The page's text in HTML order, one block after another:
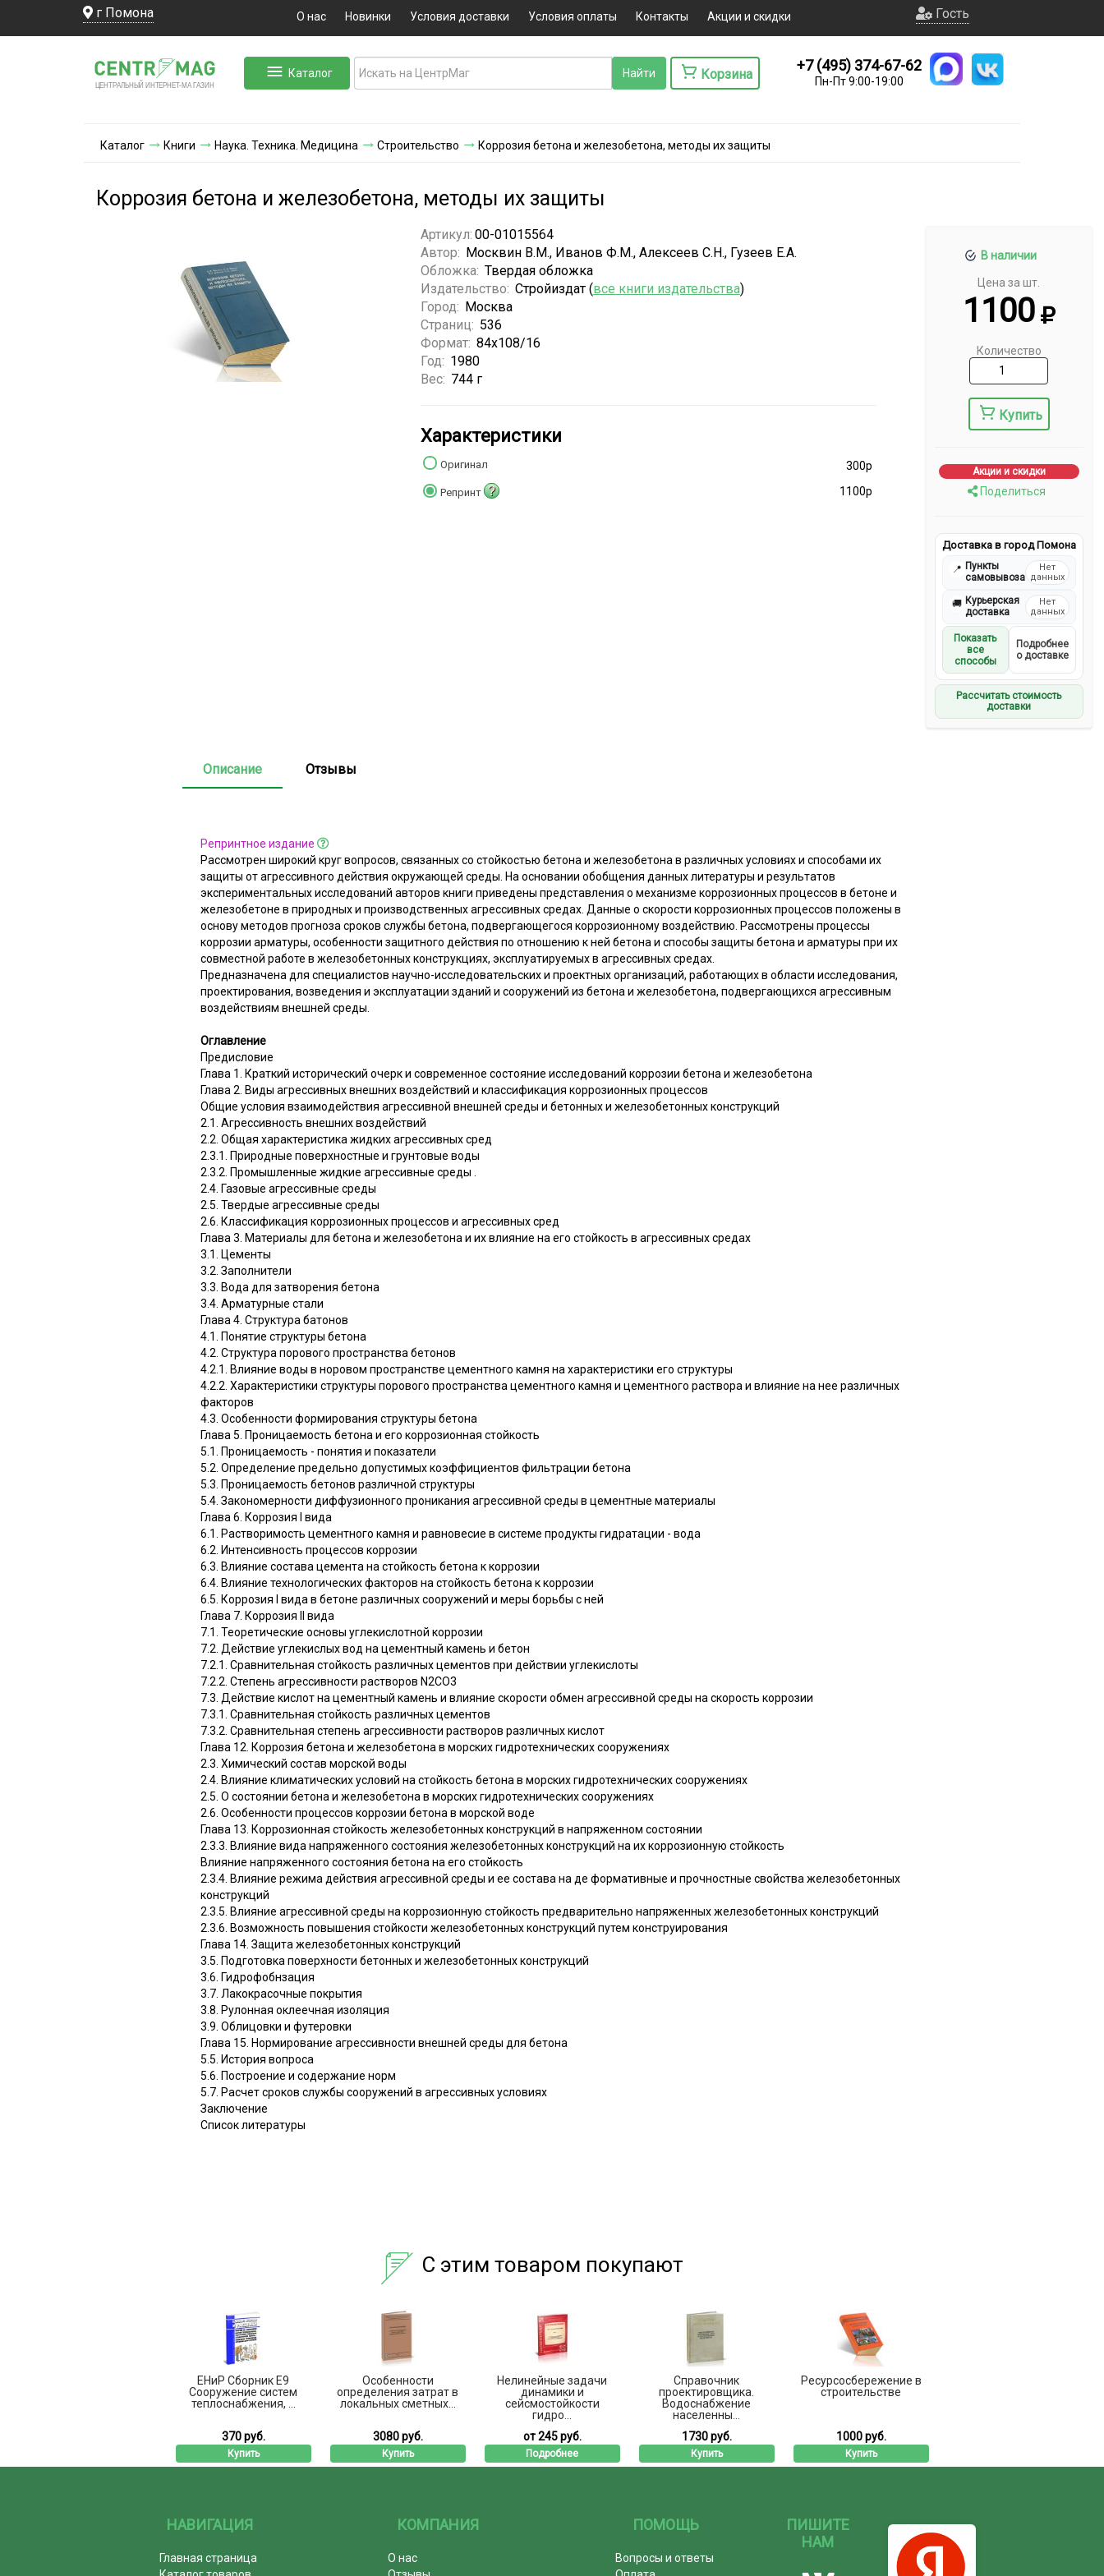
г Помона О нас Новинки Условия доставки Условия оплаты Контакты Акции и скидки Гость
ЦЕНТРАЛЬНЫЙ ИНТЕРНЕТ-МА ГАЗИН
Каталог Корзина
+7 (495) 374-67-62
Пн-Пт 9:00-19:00
Каталог Книги Наука. Техника. Медицина Строительство Коррозия бетона и железобетона, методы их защиты
Коррозия бетона и железобетона, методы их защиты
В наличии
Цена за шт.
1100
Количество
Купить
Акции и скидки
Поделиться
Доставка в город Помона
📍 Пункты
самовывоза
Нет
данных
🚚 Курьерская
доставка
Нет
данных
Показать
все
способы
Подробнее
о доставке
Рассчитать стоимость
доставки
Артикул: 00-01015564
Автор: Москвин В.М., Иванов Ф.М., Алексеев С.Н., Гузеев Е.А.
Обложка: Твердая обложка
Издательство: Стройиздат (все книги издательства)
Город: Москва
Страниц: 536
Формат: 84x108/16
Год: 1980
Вес: 744 г
Характеристики
Оригинал 300р
Репринт ? 1100р
Описание Отзывы
Репринтное издание
Рассмотрен широкий круг вопросов, связанных со стойкостью бетона и железобетона в различных условиях и способами их
защиты от агрессивного действия окружающей среды. На основании обобщения данных литературы и результатов
экспериментальных исследований авторов книги приведены представления о механизме коррозионных процессов в бетоне и
железобетоне в природных и производственных агрессивных средах. Данные о скорости коррозионных процессов положены в
основу методов прогноза сроков службы бетона, подвергающегося коррозионному воздействию. Рассмотрены процессы
коррозии арматуры, особенности защитного действия по отношению к ней бетона и способы защиты бетона и арматуры при их
совместной работе в железобетонных конструкциях, эксплуатируемых в агрессивных средах.
Предназначена для специалистов научно-исследовательских и проектных организаций, работающих в области исследования,
проектирования, возведения и эксплуатации зданий и сооружений из бетона и железобетона, подвергающихся агрессивным
воздействиям внешней среды.
Оглавление
Предисловие
Глава 1. Краткий исторический очерк и современное состояние исследований коррозии бетона и железобетона
Глава 2. Виды агрессивных внешних воздействий и классификация коррозионных процессов
Общие условия взаимодействия агрессивной внешней среды и бетонных и железобетонных конструкций
2.1. Агрессивность внешних воздействий
2.2. Общая характеристика жидких агрессивных сред
2.3.1. Природные поверхностные и грунтовые воды
2.3.2. Промышленные жидкие агрессивные среды .
2.4. Газовые агрессивные среды
2.5. Твердые агрессивные среды
2.6. Классификация коррозионных процессов и агрессивных сред
Глава 3. Материалы для бетона и железобетона и их влияние на его стойкость в агрессивных средах
3.1. Цементы
3.2. Заполнители
3.3. Вода для затворения бетона
3.4. Арматурные стали
Глава 4. Структура батонов
4.1. Понятие структуры бетона
4.2. Структура порового пространства бетонов
4.2.1. Влияние воды в норовом пространстве цементного камня на характеристики его структуры
4.2.2. Характеристики структуры порового пространства цементного камня и цементного раствора и влияние на нее различных
факторов
4.3. Особенности формирования структуры бетона
Глава 5. Проницаемость бетона и его коррозионная стойкость
5.1. Проницаемость - понятия и показатели
5.2. Определение предельно допустимых коэффициентов фильтрации бетона
5.3. Проницаемость бетонов различной структуры
5.4. Закономерности диффузионного проникания агрессивной среды в цементные материалы
Глава 6. Коррозия I вида
6.1. Растворимость цементного камня и равновесие в системе продукты гидратации - вода
6.2. Интенсивность процессов коррозии
6.3. Влияние состава цемента на стойкость бетона к коррозии
6.4. Влияние технологических факторов на стойкость бетона к коррозии
6.5. Коррозия I вида в бетоне различных сооружений и меры борьбы с ней
Глава 7. Коррозия II вида
7.1. Теоретические основы углекислотной коррозии
7.2. Действие углекислых вод на цементный камень и бетон
7.2.1. Сравнительная стойкость различных цементов при действии углекислоты
7.2.2. Степень агрессивности растворов N2СО3
7.3. Действие кислот на цементный камень и влияние скорости обмен агрессивной среды на скорость коррозии
7.3.1. Сравнительная стойкость различных цементов
7.3.2. Сравнительная степень агрессивности растворов различных кислот
Глава 12. Коррозия бетона и железобетона в морских гидротехнических сооружениях
2.3. Химический состав морской воды
2.4. Влияние климатических условий на стойкость бетона в морских гидротехнических сооружениях
2.5. О состоянии бетона и железобетона в морских гидротехнических сооружениях
2.6. Особенности процессов коррозии бетона в морской воде
Глава 13. Коррозионная стойкость железобетонных конструкций в напряженном состоянии
2.3.3. Влияние вида напряженного состояния железобетонных конструкций на их коррозионную стойкость
Влияние напряженного состояния бетона на его стойкость
2.3.4. Влияние режима действия агрессивной среды и ее состава на де формативные и прочностные свойства железобетонных
конструкций
2.3.5. Влияние агрессивной среды на коррозионную стойкость предварительно напряженных железобетонных конструкций
2.3.6. Возможность повышения стойкости железобетонных конструкций путем конструирования
Глава 14. Защита железобетонных конструкций
3.5. Подготовка поверхности бетонных и железобетонных конструкций
3.6. Гидрофобнзация
3.7. Лакокрасочные покрытия
3.8. Рулонная оклеечная изоляция
3.9. Облицовки и футеровки
Глава 15. Нормирование агрессивности внешней среды для бетона
5.5. История вопроса
5.6. Построение и содержание норм
5.7. Расчет сроков службы сооружений в агрессивных условиях
Заключение
Список литературы
С этим товаром покупают
ЕНиР Сборник Е9
Сооружение систем
теплоснабжения, ...
370 руб.
Купить
Особенности
определения затрат в
локальных сметных...
3080 руб.
Купить
Нелинейные задачи
динамики и
сейсмостойкости
гидро...
от 245 руб.
Подробнее
Справочник
проектировщика.
Водоснабжение
населенны...
1730 руб.
Купить
Ресурсосбережение в
строительстве
1000 руб.
Купить
НАВИГАЦИЯ
Главная страница
КОМПАНИЯ
О нас
ПОМОЩЬ
Вопросы и ответы
ПИШИТЕ
НАМ